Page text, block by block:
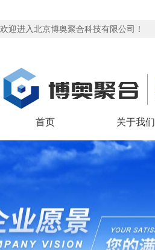
欢迎进入北京博奥聚合科技有限公司！
首页 关于我们